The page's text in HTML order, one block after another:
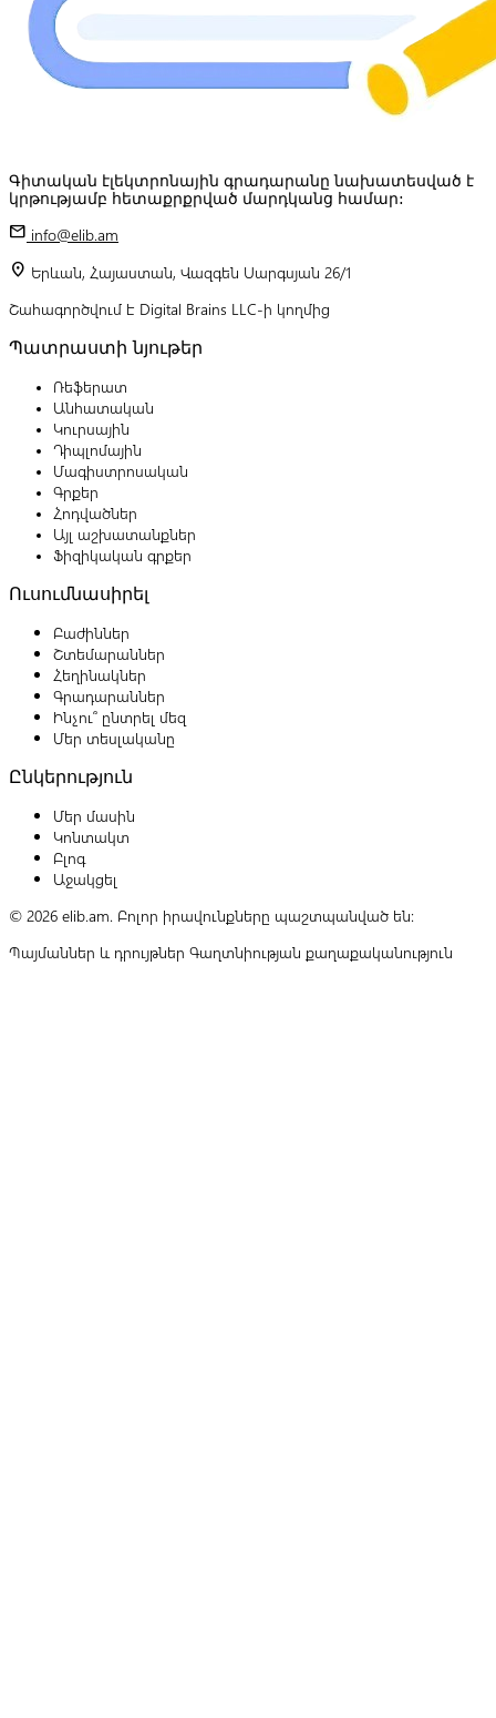
Գիտական էլեկտրոնային գրադարանը նախատեսված է
կրթությամբ հետաքրքրված մարդկանց համար:
mail info@elib.am
location_on Երևան, Հայաստան, Վազգեն Սարգսյան 26/1
Շահագործվում է Digital Brains LLC-ի կողմից
Պատրաստի նյութեր
Ռեֆերատ
Անհատական
Կուրսային
Դիպլոմային
Մագիստրոսական
Գրքեր
Հոդվածներ
Այլ աշխատանքներ
Ֆիզիկական գրքեր
Ուսումնասիրել
Բաժիններ
Շտեմարաններ
Հեղինակներ
Գրադարաններ
Ինչու՞ ընտրել մեզ
Մեր տեսլականը
Ընկերություն
Մեր մասին
Կոնտակտ
Բլոգ
Աջակցել
© 2026 elib.am. Բոլոր իրավունքները պաշտպանված են:
Պայմաններ և դրույթներ Գաղտնիության քաղաքականություն